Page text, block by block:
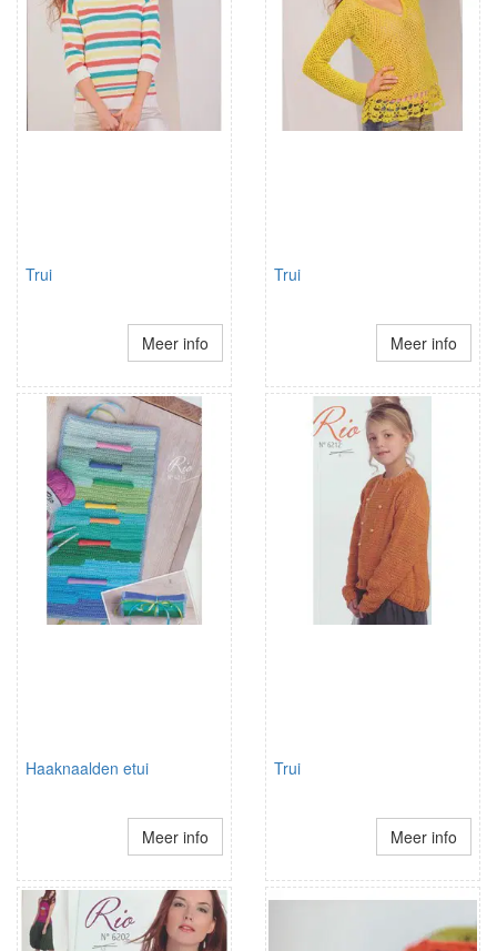
Trui
Meer info
Trui
Meer info
Haaknaalden etui
Meer info
Trui
Meer info